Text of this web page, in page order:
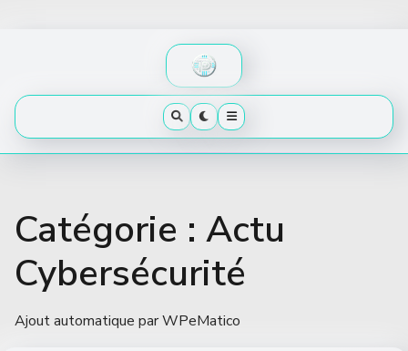
Catégorie : Actu
Cybersécurité
Ajout automatique par WPeMatico